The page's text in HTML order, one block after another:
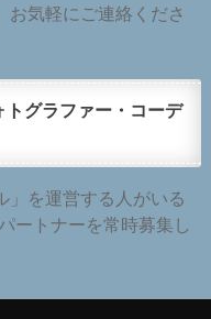
お気軽にご連絡くださ
トグラファー・コーデ
」を運営する人がいる
ートナーを常時募集し